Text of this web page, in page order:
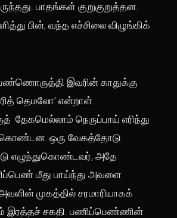
பாதங்கள் குறுகுறுத்தன.
பின், வந்த எச்சிலை விழுங்கிக்
இவரின் காதுக்கு
தெமலோ’ என்றாள்.
தேகமெல்லாம் நெருப்பாய் எரிந்து
ஒரு வேகத்தோடு
எழுந்துகொண்டவர், அதே
மீது பாய்ந்து அவளை
அவளின் முகத்தில் சரமாரியாகக்
இரத்தச் சகதி. பணிப்பெண்ணின்